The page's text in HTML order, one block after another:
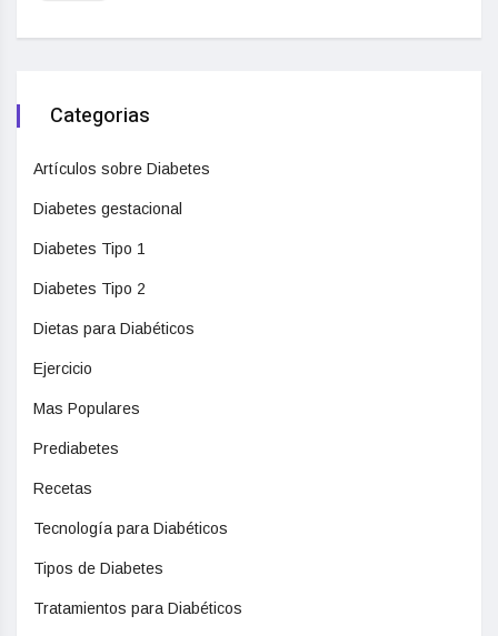
Categorias
Artículos sobre Diabetes
Diabetes gestacional
Diabetes Tipo 1
Diabetes Tipo 2
Dietas para Diabéticos
Ejercicio
Mas Populares
Prediabetes
Recetas
Tecnología para Diabéticos
Tipos de Diabetes
Tratamientos para Diabéticos